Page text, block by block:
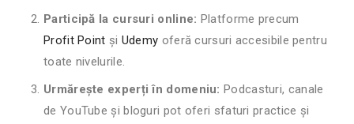
Participă la cursuri online: Platforme precum
Profit Point și Udemy oferă cursuri accesibile pentru
toate nivelurile.
Urmărește experți în domeniu: Podcasturi, canale
de YouTube și bloguri pot oferi sfaturi practice și